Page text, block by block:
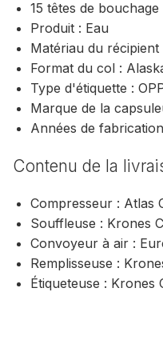
15 têtes de bouchage
Produit : Eau
Matériau du récipient
Format du col :
Type d'étiquette :
Marque de la
Années de
Contenu de la
Compresseur : Atlas
Souffleuse : Krones
Convoyeur à air :
Remplisseuse :
Étiqueteuse : Krones